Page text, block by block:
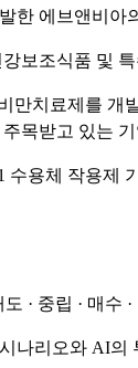
한 에브앤비아
보조식품 및
만치료제를 개
목받고 있는 기
수용체 작용제
· 중립 · 매수
나리오와 AI의